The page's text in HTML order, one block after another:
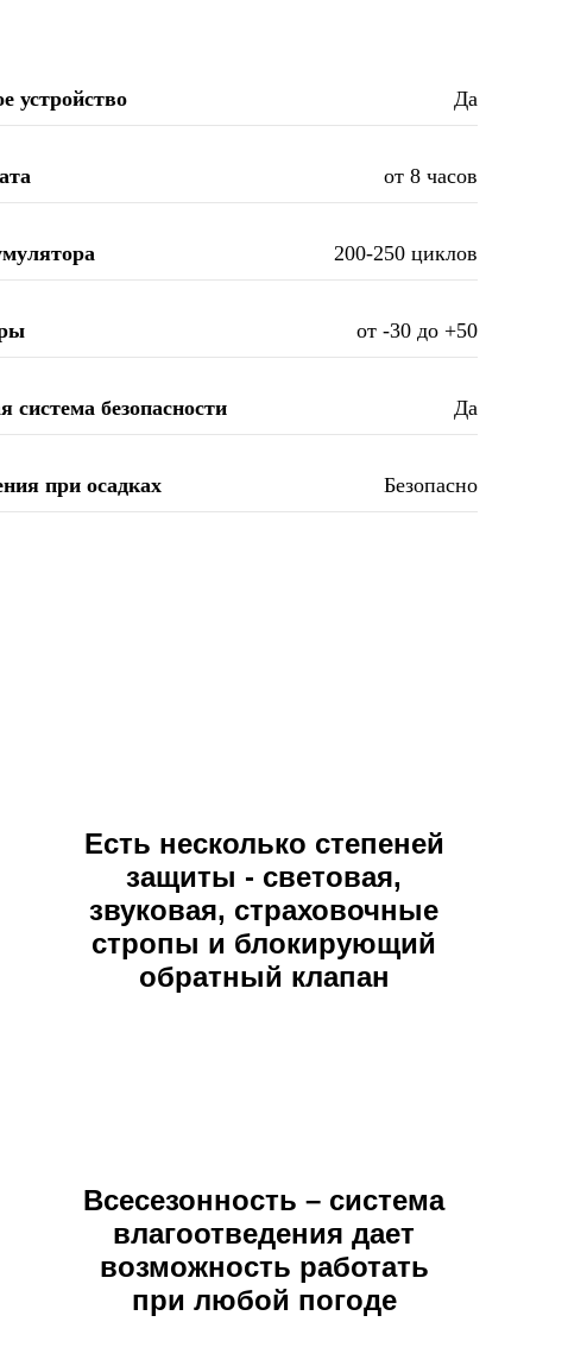
устройство Да
от 8 часов
200-250 циклов
от -30 до +50
система безопасности Да
при осадках Безопасно
Есть несколько степеней
защиты - световая,
звуковая, страховочные
стропы и блокирующий
обратный клапан
Всесезонность – система
влагоотведения дает
возможность работать
при любой погоде